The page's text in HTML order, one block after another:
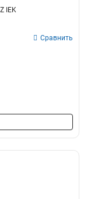
IEK
Сравнить